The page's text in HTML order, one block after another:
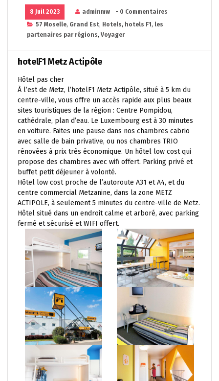
8 Juil 2023 adminmw
- 0 Commentaires
57 Moselle, Grand Est, Hotels, hotels F1 , les
partenaires par régions, Voyager
hotelF1 Metz Actipôle
Hôtel pas cher
À l’est de Metz, l’hotelF1 Metz Actipôle, situé à 5 km du
centre-ville, vous offre un accès rapide aux plus beaux
sites touristiques de la région : Centre Pompidou,
cathédrale, plan d’eau. Le Luxembourg est à 30 minutes
en voiture. Faites une pause dans nos chambres cabrio
avec salle de bain privative, ou nos chambres TRIO
rénovées à prix très économique. Un hôtel low cost qui
propose des chambres avec wifi offert. Parking privé et
buffet petit déjeuner à volonté.
Hôtel low cost proche de l’autoroute A31 et A4, et du
centre commercial Metzanine, dans la zone METZ
ACTIPOLE, à seulement 5 minutes du centre-ville de Metz.
Hôtel situé dans un endroit calme et arboré, avec parking
fermé et sécurisé et WIFI offert.